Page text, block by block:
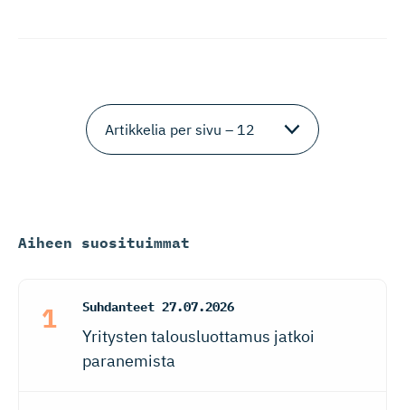
Aiheen suosituimmat
Suhdanteet 27.07.2026
Yritysten talousluottamus jatkoi
paranemista